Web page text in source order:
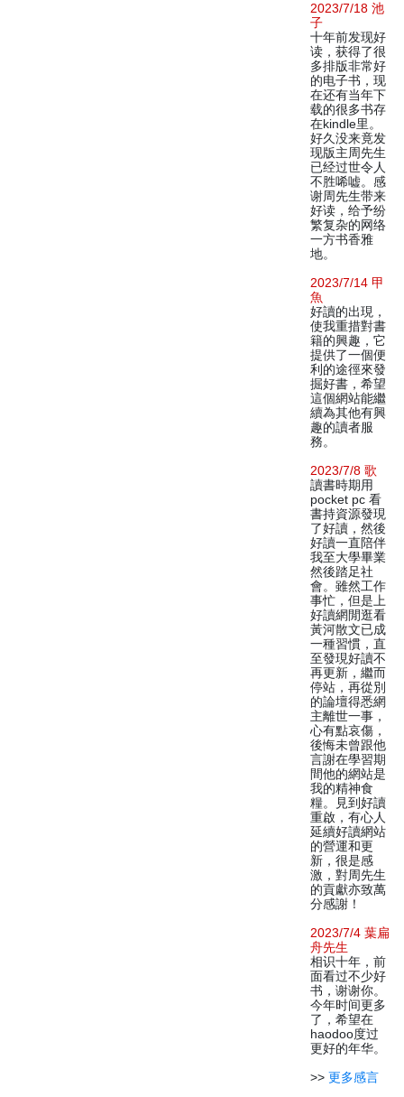
2023/7/18 池
子
十年前发现好
读，获得了很
多排版非常好
的电子书，现
在还有当年下
载的很多书存
在kindle里。
好久没来竟发
现版主周先生
已经过世令人
不胜唏嘘。感
谢周先生带来
好读，给予纷
繁复杂的网络
一方书香雅
地。
2023/7/14 甲
魚
好讀的出現，
使我重措對書
籍的興趣，它
提供了一個便
利的途徑來發
掘好書，希望
這個網站能繼
續為其他有興
趣的讀者服
務。
2023/7/8 歌
讀書時期用
pocket pc 看
書持資源發現
了好讀，然後
好讀一直陪伴
我至大學畢業
然後踏足社
會。雖然工作
事忙，但是上
好讀網閒逛看
黃河散文已成
一種習慣，直
至發現好讀不
再更新，繼而
停站，再從別
的論壇得悉網
主離世一事，
心有點哀傷，
後悔未曾跟他
言謝在學習期
間他的網站是
我的精神食
糧。見到好讀
重啟，有心人
延續好讀網站
的營運和更
新，很是感
激，對周先生
的貢獻亦致萬
分感謝！
2023/7/4 葉扁
舟先生
相识十年，前
面看过不少好
书，谢谢你。
今年时间更多
了，希望在
haodoo度过
更好的年华。
>> 更多感言